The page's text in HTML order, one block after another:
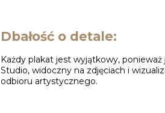
Dbałość o detale:
Każdy plakat jest wyjątkowy, ponieważ
Studio, widoczny na zdjęciach i
odbioru artystycznego.